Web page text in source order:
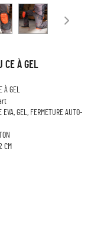
CE À GEL
GEL
EVA, GEL, FERMETURE AUTO-
CM